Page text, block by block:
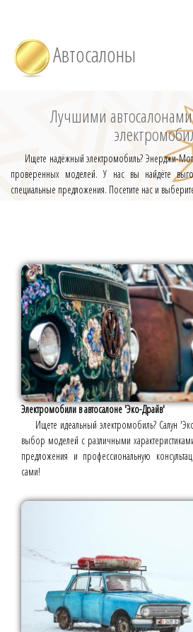
Автосалоны
Лучшими
Ищете надёжный электромобиль? Энерджи-
проверенных моделей. У нас вы найдёте
специальные предложения. Посетите нас и
Электромобили в автосалоне 'Эко-Драйв'
Ищете идеальный электромобиль? Салун
выбор моделей с различными
предложения и профессиональную
сами!